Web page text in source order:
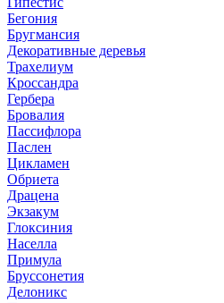
Бегония
Бругмансия
Декоративные деревья
Трахелиум
Кроссандра
Гербера
Бровалия
Пассифлора
Паслен
Цикламен
Обриета
Драцена
Экзакум
Глоксиния
Населла
Примула
Бруссонетия
Делоникс